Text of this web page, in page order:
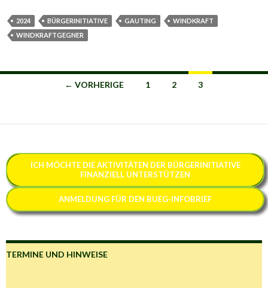
2024 BÜRGERINITIATIVE GAUTING
WINDKRAFT
WINDKRAFTGEGNER
Beitragsnavigation
← VORHERIGE 1 2 3
ICH MÖCHTE DIE AKTIVITÄTEN DER BÜRGERINITIATIVE
FINANZIELL UNTERSTÜTZEN
ANMELDUNG FÜR DEN BUEG-INFOBRIEF
TERMINE UND HINWEISE